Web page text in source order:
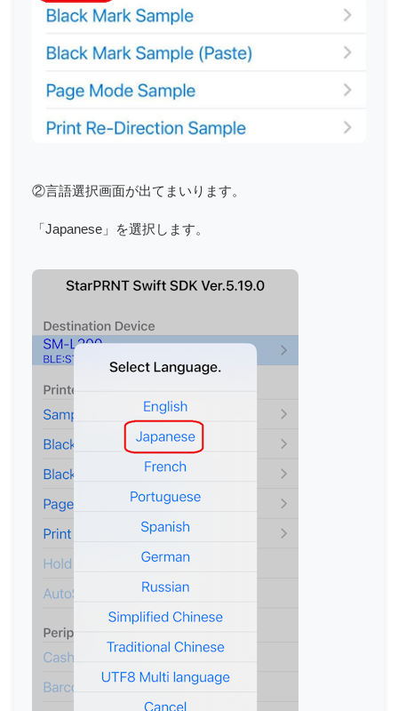
②言語選択画面が出てまいります。
「Japanese」を選択します。